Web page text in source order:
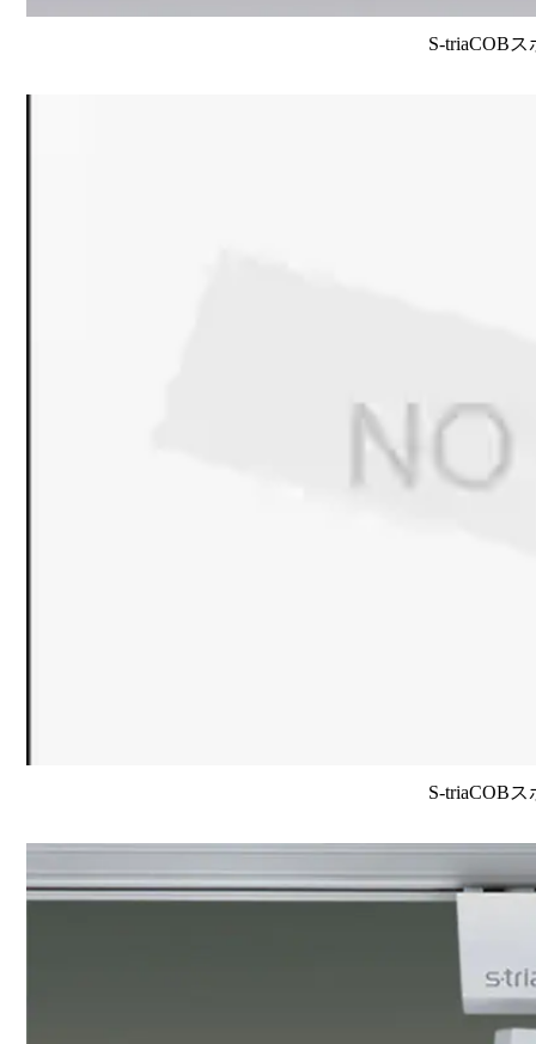
S-triaCOB
S-triaCOB